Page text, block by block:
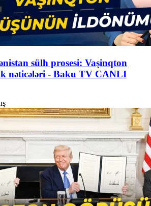
sülh prosesi: Vaşinqton
nəticələri - Baku TV CANLI